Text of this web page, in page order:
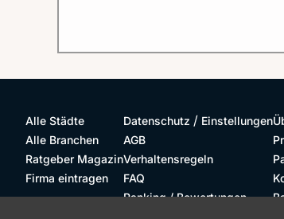
Alle Städte
Alle Branchen
Ratgeber Magazin
Firma eintragen
Datenschutz / Einstellungen
AGB
Verhaltensregeln
FAQ
Ranking / Bewertungen